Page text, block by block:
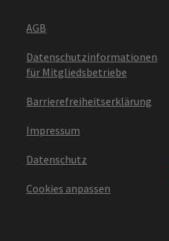
AGB
Datenschutzinformationen
für Mitgliedsbetriebe
Barrierefreiheitserklärung
Impressum
Datenschutz
Cookies anpassen